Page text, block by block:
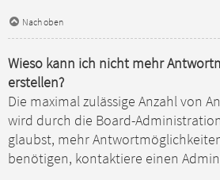
Nach oben
Wieso kann ich nicht mehr
erstellen?
Die maximal zulässige Anzahl von
wird durch die Board-
glaubst, mehr
benötigen, kontaktiere einen